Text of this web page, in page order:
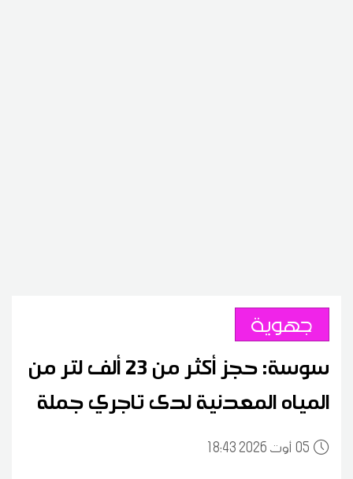
جهوية
سوسة: حجز أكثر من 23 ألف لتر من
المياه المعدنية لدى تاجري جملة
0518:43 2026 أوت